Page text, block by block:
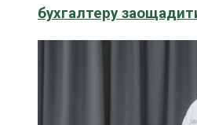
бухгалтеру